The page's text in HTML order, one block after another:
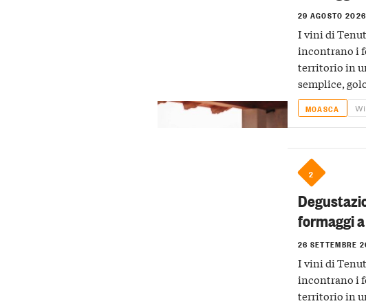
29 AGOSTO 2026
I vini di
incontrano i
territorio in
semplice,
MOASCA
2
formaggi
26 SETTEMBRE
I vini di
incontrano i
territorio in